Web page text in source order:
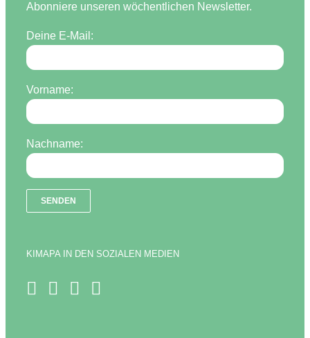
Abonniere unseren wöchentlichen Newsletter.
Deine E-Mail:
Vorname:
Nachname:
KIMAPA IN DEN SOZIALEN MEDIEN